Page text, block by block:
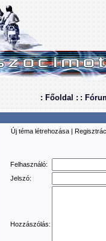
: Főoldal : :
Új téma létrehozása |
Felhasználó:
Jelszó:
Hozzászólás: